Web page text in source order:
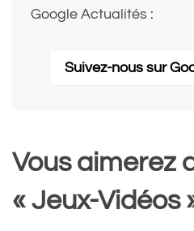
Google Actualités :
Suivez-nous sur
Vous aimerez
« Jeux-Vidéos